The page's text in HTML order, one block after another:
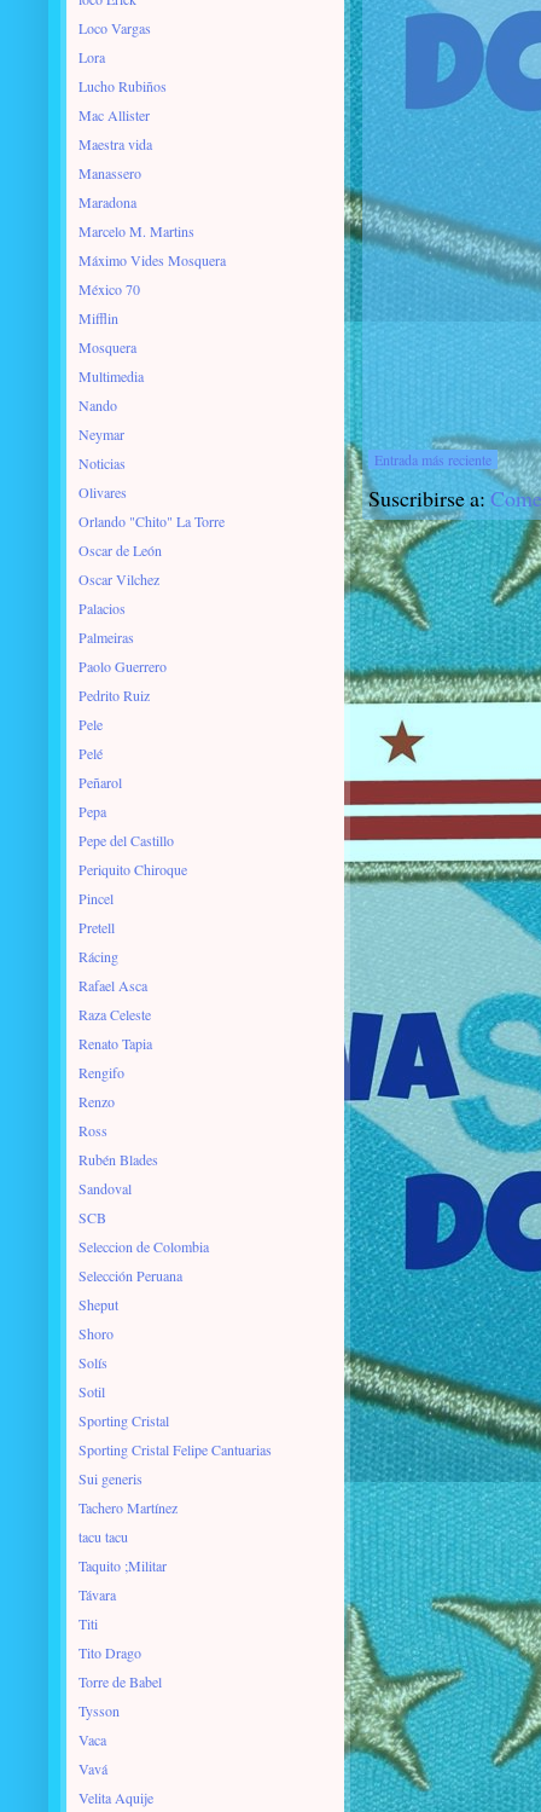
Entrada más reciente
Suscribirse a:
Loco Vargas
Lora
Lucho Rubiños
Mac Allister
Maestra vida
Manassero
Maradona
Marcelo M. Martins
Máximo Vides Mosquera
México 70
Mifflin
Mosquera
Multimedia
Nando
Neymar
Noticias
Olivares
Orlando "Chito" La Torre
Oscar de León
Oscar Vilchez
Palacios
Palmeiras
Paolo Guerrero
Pedrito Ruiz
Pele
Pelé
Peñarol
Pepa
Pepe del Castillo
Periquito Chiroque
Pincel
Pretell
Rácing
Rafael Asca
Raza Celeste
Renato Tapia
Rengifo
Renzo
Ross
Rubén Blades
Sandoval
SCB
Seleccion de Colombia
Selección Peruana
Sheput
Shoro
Solís
Sotil
Sporting Cristal
Sporting Cristal Felipe Cantuarias
Sui generis
Tachero Martínez
tacu tacu
Taquito ;Militar
Távara
Titi
Tito Drago
Torre de Babel
Tysson
Vaca
Vavá
Velita Aquije